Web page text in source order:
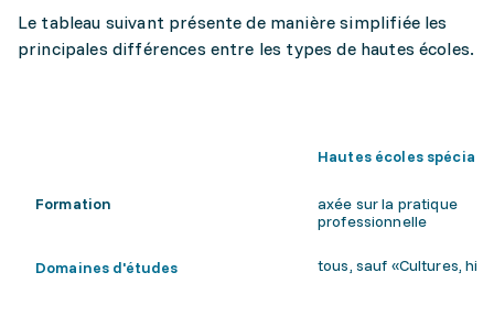
Le tableau suivant présente de manière simplifiée les
principales différences entre les types de hautes écoles.
Hautes écoles
Formation
axée sur la pratique
professionnelle
Domaines d'études tous, sauf «Cultures,